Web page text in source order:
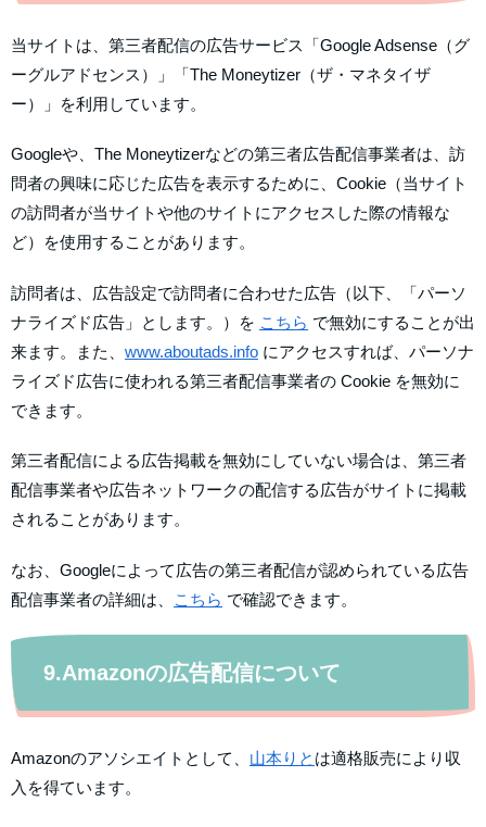
当サイトは、第三者配信の広告サービス「Google Adsense（グ
ーグルアドセンス）」「The Moneytizer（ザ・マネタイザ
ー）」を利用しています。
Googleや、The Moneytizerなどの第三者広告配信事業者は、訪
問者の興味に応じた広告を表示するために、Cookie（当サイト
の訪問者が当サイトや他のサイトにアクセスした際の情報な
ど）を使用することがあります。
訪問者は、広告設定で訪問者に合わせた広告（以下、「パーソ
ナライズド広告」とします。）を こちら で無効にすることが出
来ます。また、 www.aboutads.info にアクセスすれば、パーソナ
ライズド広告に使われる第三者配信事業者の Cookie を無効に
できます。
第三者配信による広告掲載を無効にしていない場合は、第三者
配信事業者や広告ネットワークの配信する広告がサイトに掲載
されることがあります。
なお、Googleによって広告の第三者配信が認められている広告
配信事業者の詳細は、
こちら で確認できます。
9.Amazonの広告配信について
Amazonのアソシエイトとして、 山本りと は適格販売により収
入を得ています。